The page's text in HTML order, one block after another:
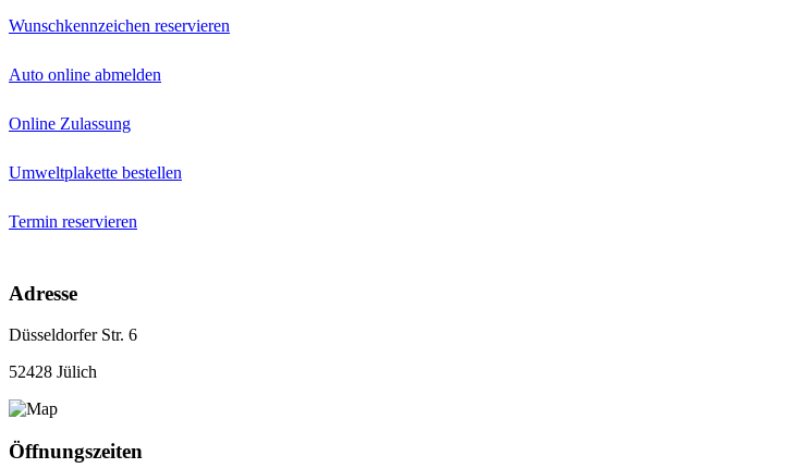
Wunschkennzeichen reservieren
Auto online abmelden
Online Zulassung
Umweltplakette bestellen
Termin reservieren
Adresse
Düsseldorfer Str. 6
52428 Jülich
Öffnungszeiten